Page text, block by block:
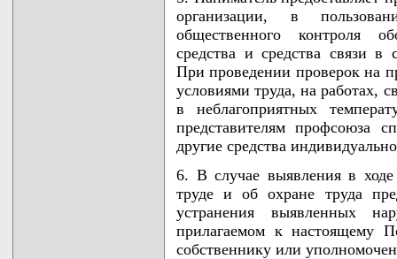
организации, в
общественного контроля
средства и средства связи в
При проведении проверок на
условиями труда, на работах,
в неблагоприятных
представителям профсоюза
другие средства
6. В случае выявления в ходе
труде и об охране труда
устранения выявленных
прилагаемом к настоящему
собственнику или